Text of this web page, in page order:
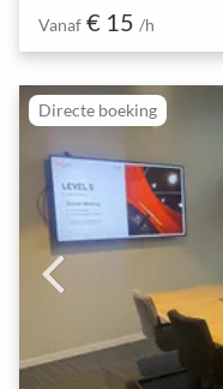
Vanaf € 15 /h
Directe boeking